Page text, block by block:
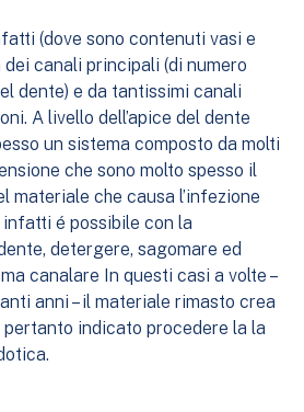
(dove sono contenuti vasi e
canali principali (di numero
dente) e da tantissimi canali
A livello dell’apice del dente
un sistema composto da molti
che sono molto spesso il
materiale che causa l’infezione
é possibile con la
detergere, sagomare ed
canalare In questi casi a volte –
anni – il materiale rimasto crea
indicato procedere la la